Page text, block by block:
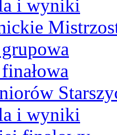
i wyniki
i wyniki